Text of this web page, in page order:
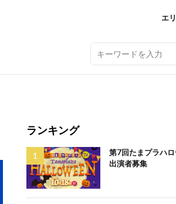
エ
ランキング
第7回たまプラハ
出演者募集